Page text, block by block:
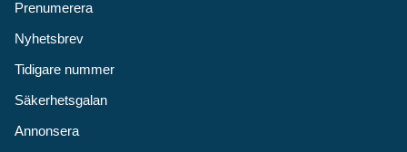
Prenumerera
Nyhetsbrev
Tidigare nummer
Säkerhetsgalan
Annonsera